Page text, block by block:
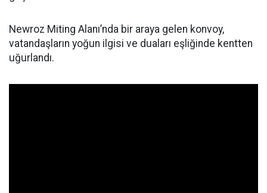
Newroz Miting Alanı’nda bir araya gelen konvoy,
vatandaşların yoğun ilgisi ve duaları eşliğinde kentten
uğurlandı.